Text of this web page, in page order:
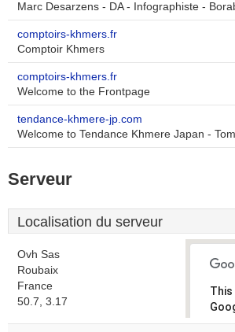
Marc Desarzens - DA - Infographiste -
comptoirs-khmers.fr
Comptoir Khmers
comptoirs-khmers.fr
Welcome to the Frontpage
tendance-khmere-jp.com
Welcome to Tendance Khmere Japan -
Serveur
Localisation du serveur
Ovh Sas
Roubaix
France
50.7, 3.17
This